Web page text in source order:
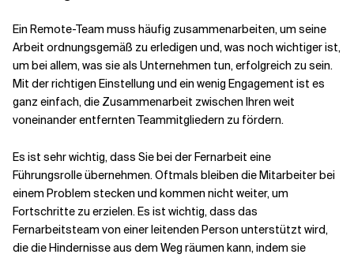
Ein Remote-Team muss häufig zusammenarbeiten, um seine
Arbeit ordnungsgemäß zu erledigen und, was noch wichtiger ist,
um bei allem, was sie als Unternehmen tun, erfolgreich zu sein.
Mit der richtigen Einstellung und ein wenig Engagement ist es
ganz einfach, die Zusammenarbeit zwischen Ihren weit
voneinander entfernten Teammitgliedern zu fördern.
Es ist sehr wichtig, dass Sie bei der Fernarbeit eine
Führungsrolle übernehmen. Oftmals bleiben die Mitarbeiter bei
einem Problem stecken und kommen nicht weiter, um
Fortschritte zu erzielen. Es ist wichtig, dass das
Fernarbeitsteam von einer leitenden Person unterstützt wird,
die die Hindernisse aus dem Weg räumen kann, indem sie